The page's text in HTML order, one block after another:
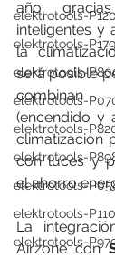
elektrotools-
elektrotools-
elektrotools-
elektrotools-
elektrotools-
elektrotools-
elektrotools-
elektrotools-
elektrotools-
año,
inteligentes y
la
será posible
combinan
(encendido y
climatización
con luces y
el ahorro
La
Airzone con